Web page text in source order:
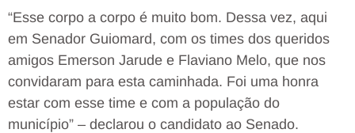
“Esse corpo a corpo é muito bom. Dessa vez, aqui
em Senador Guiomard, com os times dos queridos
amigos Emerson Jarude e Flaviano Melo, que nos
convidaram para esta caminhada. Foi uma honra
estar com esse time e com a população do
município” – declarou o candidato ao Senado.